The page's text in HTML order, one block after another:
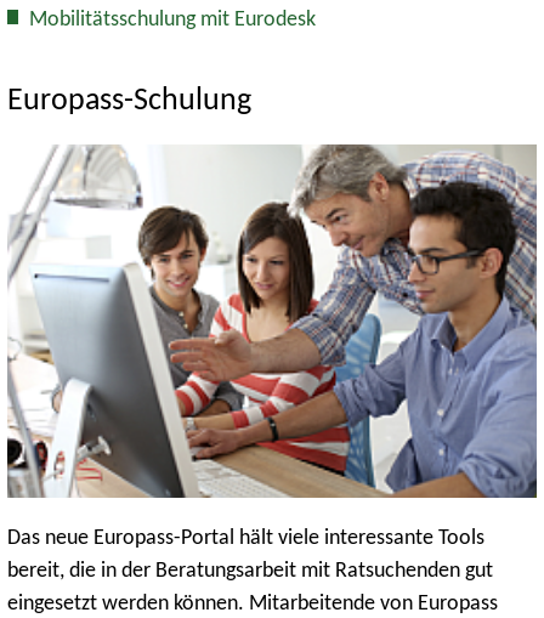
Mobilitätsschulung mit Eurodesk
Europass-Schulung
Das neue Europass-Portal hält viele interessante Tools
bereit, die in der Beratungsarbeit mit Ratsuchenden gut
eingesetzt werden können. Mitarbeitende von Europass